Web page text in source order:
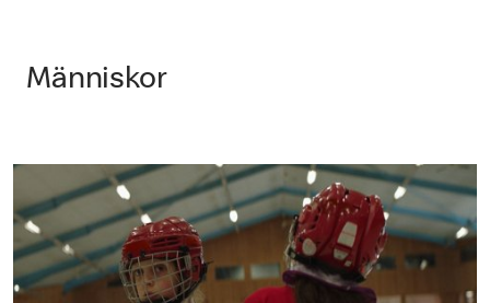
Människor